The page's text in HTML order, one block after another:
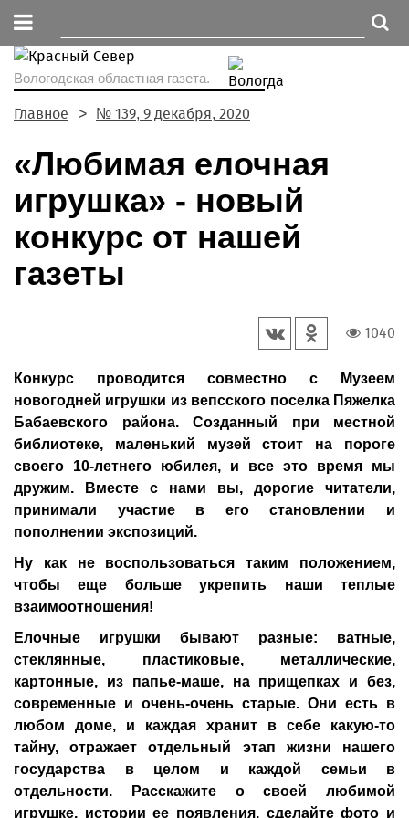
Вологодская областная газета.
Главное № 139, 9 декабря, 2020
«Любимая елочная
игрушка» - новый
конкурс от нашей
газеты
1040
Конкурс проводится совместно с Музеем
новогодней игрушки из вепсского поселка Пяжелка
Бабаевского района. Созданный при местной
библиотеке, маленький музей стоит на пороге
своего 10-летнего юбилея, и все это время мы
дружим. Вместе с нами вы, дорогие читатели,
принимали участие в его становлении и
пополнении экспозиций.
Ну как не воспользоваться таким положением,
чтобы еще больше укрепить наши теплые
взаимоотношения!
Елочные игрушки бывают разные: ватные,
стеклянные, пластиковые, металлические,
картонные, из папье-маше, на прищепках и без,
современные и очень-очень старые. Они есть в
любом доме, и каждая хранит в себе какую-то
тайну, отражает отдельный этап жизни нашего
государства в целом и каждой семьи в
отдельности. Расскажите о своей любимой
игрушке, истории ее появления, сделайте фото и